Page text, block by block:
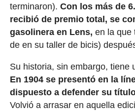
terminaron). Con los más de
recibió de premio total, se
gasolinera en Lens, en la que
de en su taller de bicis)
Su historia, sin embargo, tiene
En 1904 se presentó en la
dispuesto a defender su
Volvió a arrasar en aquella